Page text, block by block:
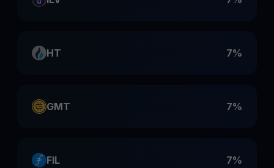
HT 7%
GMT 7%
FIL 7%